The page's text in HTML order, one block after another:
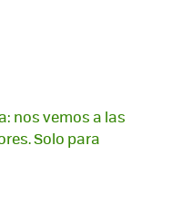
nos vemos a las
Solo para